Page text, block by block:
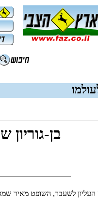
בן-
נשיא בית המשפט העליון